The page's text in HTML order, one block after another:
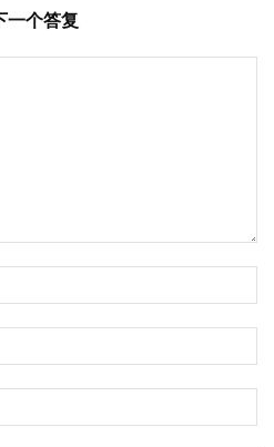
一个答复